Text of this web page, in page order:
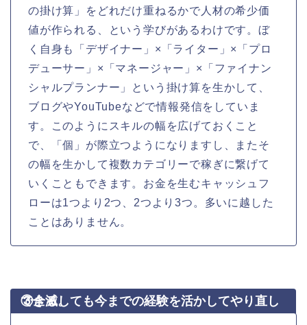
の掛け算」をどれだけ重ねるかで人材の希少価
値が作られる、という学びがあるわけです。ぼ
く自身も「デザイナー」×「ライター」×「プロ
デューサー」×「マネージャー」×「ファイナン
シャルプランナー」という掛け算を生かして、
ブログやYouTubeなどで情報発信をしていま
す。このようにスキルの幅を広げておくこと
で、「個」が際立つようになりますし、またそ
の幅を生かして複数カテゴリーで稼ぎに繋げて
いくこともできます。お金を生むキャッシュフ
ローは1つより2つ、2つより3つ。多いに越した
ことはありません。
③全滅しても今までの経験を活かしてやり直しできる。